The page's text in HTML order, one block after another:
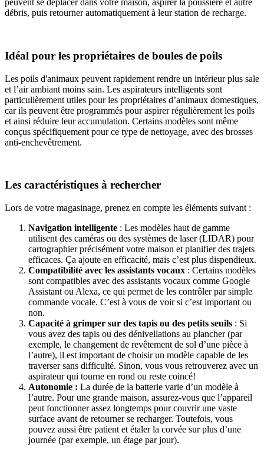
peuvent se déplacer dans votre maison, aspirer la poussière et autre
débris, puis retourner automatiquement à leur station de recharge.
Idéal pour les propriétaires de boules de poils
Les poils d'animaux peuvent rapidement rendre un intérieur plus sale
et l’air ambiant moins sain. Les aspirateurs intelligents sont
particulièrement utiles pour les propriétaires d’animaux domestiques,
car ils peuvent être programmés pour aspirer régulièrement les poils
et ainsi réduire leur accumulation. Certains modèles sont même
conçus spécifiquement pour ce type de nettoyage, avec des brosses
anti-enchevêtrement.
Les caractéristiques à rechercher
Lors de votre magasinage, prenez en compte les éléments suivant :
Navigation intelligente : Les modèles haut de gamme
utilisent des caméras ou des systèmes de laser (LIDAR) pour
cartographier précisément votre maison et planifier des trajets
efficaces. Ça ajoute en efficacité, mais c’est plus dispendieux.
Compatibilité avec les assistants vocaux : Certains modèles
sont compatibles avec des assistants vocaux comme Google
Assistant ou Alexa, ce qui permet de les contrôler par simple
commande vocale. C’est à vous de voir si c’est important ou
non.
Capacité à grimper sur des tapis ou des petits seuils : Si
vous avez des tapis ou des dénivellations au plancher (par
exemple, le changement de revêtement de sol d’une pièce à
l’autre), il est important de choisir un modèle capable de les
traverser sans difficulté. Sinon, vous vous retrouverez avec un
aspirateur qui tourne en rond ou reste coincé!
Autonomie : La durée de la batterie varie d’un modèle à
l’autre. Pour une grande maison, assurez-vous que l’appareil
peut fonctionner assez longtemps pour couvrir une vaste
surface avant de retourner se recharger. Toutefois, vous
pouvez aussi être patient et étaler la corvée sur plus d’une
journée (par exemple, un étage par jour).